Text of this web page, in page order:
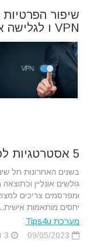
שיפור
VPN ו לגלישה אנונימית
5 אסטרטגיות לפרסום בפייסבוק ובאינסטגרם
בשנים האחרונות חל
גולשים אונליין
ומפרסמים צריכים
יחסים מותאמות
מערכת Tips4u